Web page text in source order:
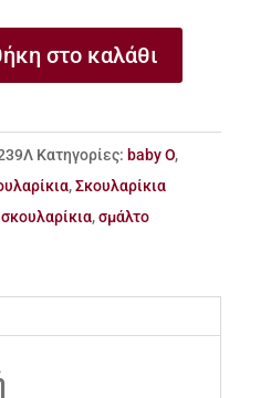
στο καλάθι
Κατηγορίες: baby O,
,Σκουλαρίκια
σκουλαρίκια,σμάλτο